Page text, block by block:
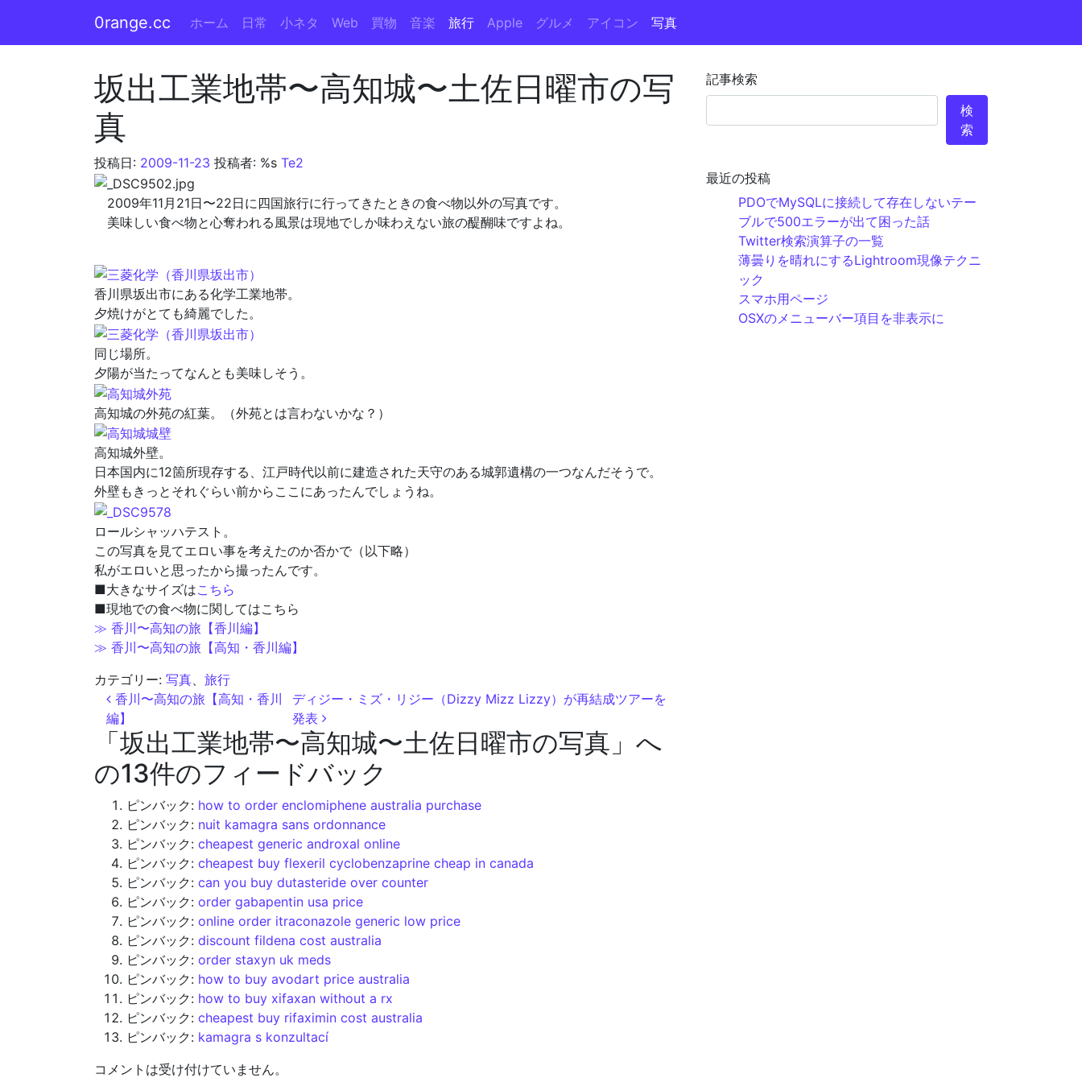
メインナビゲーション
0range.cc ホーム 日常 小ネタ Web 買物 音楽 旅行 Apple グルメ アイコン 写真
坂出工業地帯〜高知城〜土佐日曜市の写
真
投稿日: 2009-11-23 投稿者: %s Te2
2009年11月21日〜22日に四国旅行に行ってきたときの食べ物以外の写真です。
美味しい食べ物と心奪われる風景は現地でしか味わえない旅の醍醐味ですよね。
香川県坂出市にある化学工業地帯。
夕焼けがとても綺麗でした。
同じ場所。
夕陽が当たってなんとも美味しそう。
高知城の外苑の紅葉。（外苑とは言わないかな？）
高知城外壁。
日本国内に12箇所現存する、江戸時代以前に建造された天守のある城郭遺構の一つなんだそうで。
外壁もきっとそれぐらい前からここにあったんでしょうね。
ロールシャッハテスト。
この写真を見てエロい事を考えたのか否かで（以下略）
私がエロいと思ったから撮ったんです。
■大きなサイズはこちら
■現地での食べ物に関してはこちら
≫ 香川〜高知の旅【香川編】
≫ 香川〜高知の旅【高知・香川編】
カテゴリー: 写真 旅行
投稿ナビゲーション
香川〜高知の旅【高知・香川
編】
ディジー・ミズ・リジー（Dizzy Mizz Lizzy）が再結成ツアーを
発表
「坂出工業地帯〜高知城〜土佐日曜市の写真 」へ
の13件のフィードバック
ピンバック: how to order enclomiphene australia purchase
ピンバック: nuit kamagra sans ordonnance
ピンバック: cheapest generic androxal online
ピンバック: cheapest buy flexeril cyclobenzaprine cheap in canada
ピンバック: can you buy dutasteride over counter
ピンバック: order gabapentin usa price
ピンバック: online order itraconazole generic low price
ピンバック: discount fildena cost australia
ピンバック: order staxyn uk meds
ピンバック: how to buy avodart price australia
ピンバック: how to buy xifaxan without a rx
ピンバック: cheapest buy rifaximin cost australia
ピンバック: kamagra s konzultací
コメントは受け付けていません。
記事検索
検
索
最近の投稿
PDOでMySQLに接続して存在しないテー
ブルで500エラーが出て困った話
Twitter検索演算子の一覧
薄曇りを晴れにするLightroom現像テクニ
ック
スマホ用ページ
OSXのメニューバー項目を非表示に